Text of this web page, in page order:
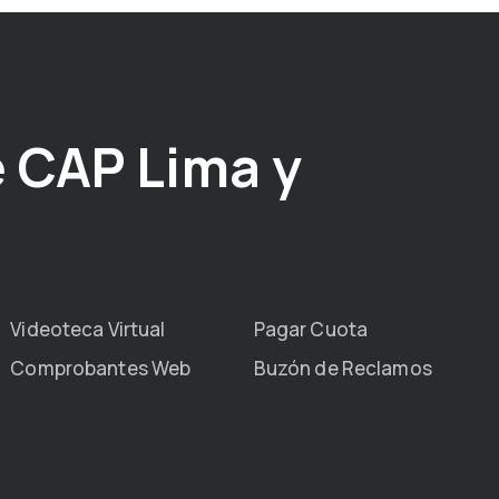
Lima y
Videoteca Virtual
Pagar Cuota
Comprobantes Web
Buzón de Reclamos